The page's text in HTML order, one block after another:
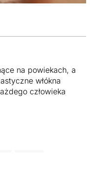
na powiekach, a
włókna
człowieka
ilości